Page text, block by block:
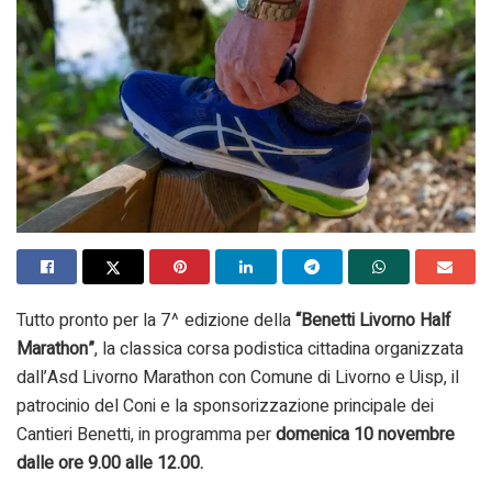
Tutto pronto per la 7^ edizione della“Benetti Livorno Half
Marathon”, la classica corsa podistica cittadina organizzata
dall’Asd Livorno Marathon con Comune di Livorno e Uisp, il
patrocinio del Coni e la sponsorizzazione principale dei
Cantieri Benetti, in programma perdomenica 10 novembre
dalle ore 9.00 alle 12.00.